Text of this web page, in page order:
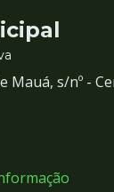
Mauá, s/nº -